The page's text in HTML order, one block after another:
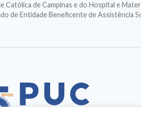
de Campinas e do Hospital e
de Entidade Beneficente de Assistência